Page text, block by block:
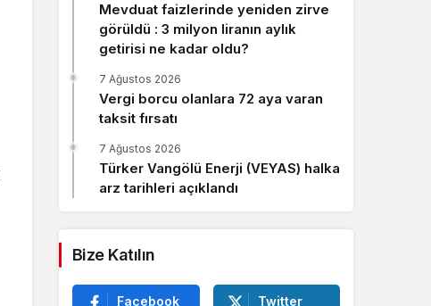
Mevduat faizlerinde yeniden zirve
görüldü : 3 milyon liranın aylık
getirisi ne kadar oldu?
Vergi borcu olanlara 72 aya varan
taksit fırsatı
7 Ağustos 2026
Türker Vangölü Enerji (VEYAS) halka
arz tarihleri açıklandı
7 Ağustos 2026
Bize Katılın
Facebook Twitter